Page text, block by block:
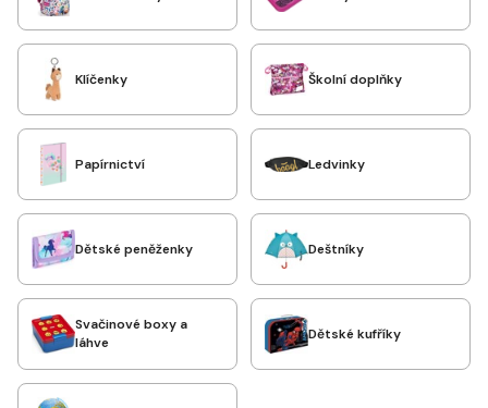
Klíčenky Školní doplňky
Papírnictví Ledvinky
Dětské peněženky Deštníky
Svačinové boxy a
láhve
Dětské kufříky